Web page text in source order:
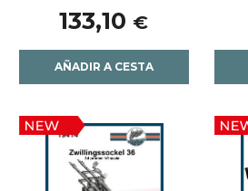
133,10 €
AÑADIR A CESTA